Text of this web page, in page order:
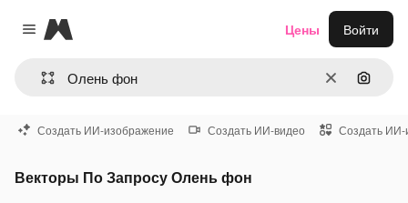
Close menu
Magnific
ОчиститьПоиск
Цены Войти
Создать ИИ-изображение Создать ИИ-видео Создать ИИ-
Векторы По Запросу Олень фон